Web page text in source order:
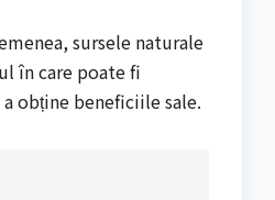
sursele naturale
în care poate fi
obține beneficiile sale.